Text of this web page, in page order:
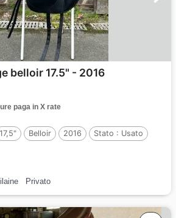
belloir 17.5" - 2016
paga in X rate
17,5" Belloir 2016 Stato : Usato
Privato